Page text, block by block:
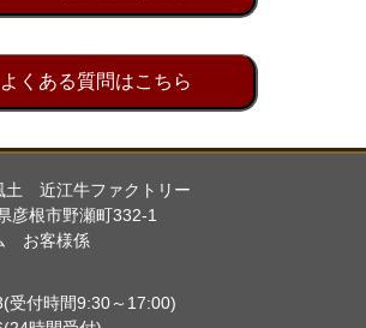
よくある質問はこちら
近江牛ファクトリー
根市野瀬町332-1
お客様係
受付時間9:30～17:00)